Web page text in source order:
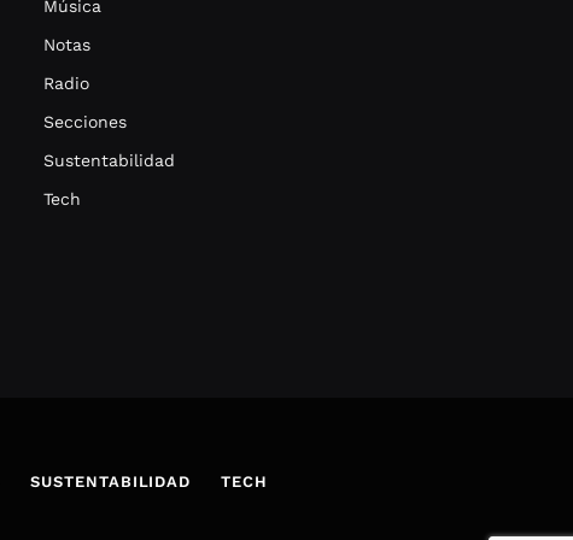
Música
Notas
Radio
Secciones
Sustentabilidad
Tech
SUSTENTABILIDAD TECH